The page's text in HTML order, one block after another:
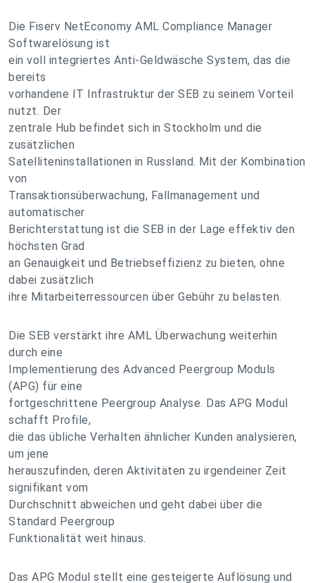
Die Fiserv NetEconomy AML Compliance Manager
Softwarelösung ist
ein voll integriertes Anti-Geldwäsche System, das die
bereits
vorhandene IT Infrastruktur der SEB zu seinem Vorteil
nutzt. Der
zentrale Hub befindet sich in Stockholm und die
zusätzlichen
Satelliteninstallationen in Russland. Mit der Kombination
von
Transaktionsüberwachung, Fallmanagement und
automatischer
Berichterstattung ist die SEB in der Lage effektiv den
höchsten Grad
an Genauigkeit und Betriebseffizienz zu bieten, ohne
dabei zusätzlich
ihre Mitarbeiterressourcen über Gebühr zu belasten.
Die SEB verstärkt ihre AML Überwachung weiterhin
durch eine
Implementierung des Advanced Peergroup Moduls
(APG) für eine
fortgeschrittene Peergroup Analyse. Das APG Modul
schafft Profile,
die das übliche Verhalten ähnlicher Kunden analysieren,
um jene
herauszufinden, deren Aktivitäten zu irgendeiner Zeit
signifikant vom
Durchschnitt abweichen und geht dabei über die
Standard Peergroup
Funktionalität weit hinaus.
Das APG Modul stellt eine gesteigerte Auflösung und